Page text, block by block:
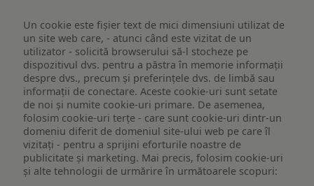
Un cookie este fişier text de mici dimensiuni utilizat de
un site web care, - atunci când este vizitat de un
utilizator - solicită browserului să-l stocheze pe
dispozitivul dvs. pentru a păstra în memorie informații
despre dvs., precum și preferințele dvs. de limbă sau
informații de conectare. Aceste cookie-uri sunt setate
de noi și numite cookie-uri primare. De asemenea,
folosim cookie-uri terțe - care sunt cookie-uri dintr-un
domeniu diferit de domeniul site-ului web pe care îl
vizitați - pentru a sprijini eforturile noastre de
publicitate și marketing. Mai precis, folosim cookie-uri
și alte tehnologii de urmărire în următoarele scopuri: